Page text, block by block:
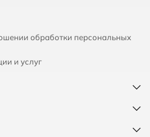
обработки персональных
и услуг